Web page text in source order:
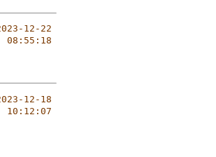
12-22
08:55:18
12-18
10:12:07